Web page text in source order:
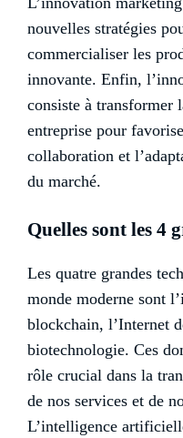
nouvelles stratégies
commercialiser les
innovante. Enfin,
consiste à transformer
entreprise pour
collaboration et
du marché.
Quelles sont les 4
Les quatre grandes
monde moderne sont
blockchain, l’Internet
biotechnologie. Ces
rôle crucial dans la
de nos services et de
L’intelligence